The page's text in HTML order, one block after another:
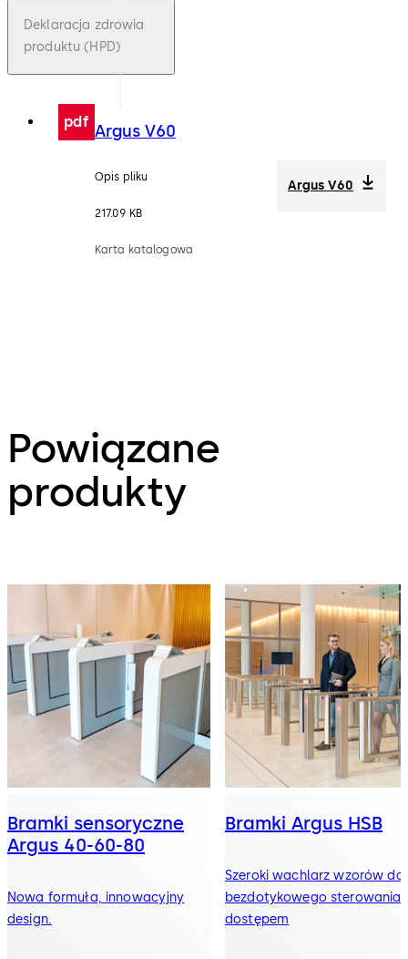
Deklaracja zdrowia
produktu (HPD)
pdf Argus V60
Opis pliku
217.09 KB
Karta katalogowa
Argus V60
Powiązane
produkty
Bramki sensoryczne
Argus 40-60-80
Nowa formuła, innowacyjny
design.
Bramki Argus HSB
Szeroki wachlarz wzorów do
bezdotykowego sterowania
dostępem